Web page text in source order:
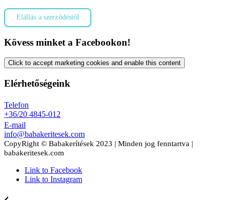
Elállás a szerződéstől
Kövess minket a Facebookon!
Click to accept marketing cookies and enable this content
Elérhetőségeink
Telefon
+36/20 4845-012
E-mail
info@babakeritesek.com
CopyRight © Babakerítések 2023 | Minden jog fenntartva |
babakeritesek.com
Link to Facebook
Link to Instagram